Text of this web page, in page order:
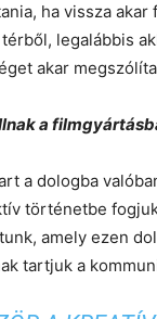
ha vissza
legalábbis
akar
a
a dologba
történetbe
amely ezen
tartjuk a